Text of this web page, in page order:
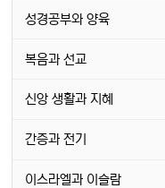
성경공부와 양육
복음과 선교
신앙 생활과 지혜
간증과 전기
이스라엘과 이슬람